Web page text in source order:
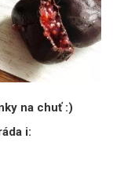
na chuť :)
i: